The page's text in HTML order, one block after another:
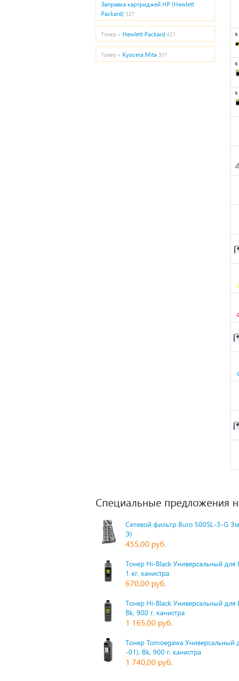
Заправка картриджей HP (Hewlett
Packard) 327
Тонер » Hewlett Packard 421
Тонер » Kyocera Mita 307
Специальные предложения
Сетевой фильтр Buro 500SL-3-G
Э)
455,00 руб.
Тонер Hi-Black Универсальный для
1 кг, канистра
670,00 руб.
Тонер Hi-Black Универсальный для
Bk, 900 г, канистра
1 165,00 руб.
Тонер Tomoegawa Универсальный
-01), Bk, 900 г, канистра
1 740,00 руб.